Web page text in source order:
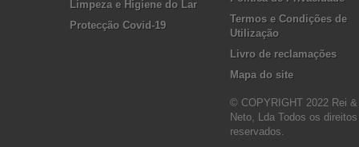
Limpeza e Higiene do Lar
Protecção Covid-19
Termos e Condições de
Utilização
Livro de reclamações
Mapa do site
© COPYRIGHT 2022 Rei &
Neto, Lda Todos os direitos
reservados.